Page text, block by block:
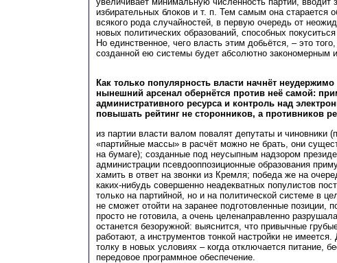
избирательных блоков и т. п. Тем самым она старается
всякого рода случайностей, в первую очередь от
новых политических образований, способных
Но единственное, чего власть этим добьётся, – это
созданной ею системы будет абсолютно закономерным
Как только популярность власти начнёт неудержимо
нынешний арсенал обернётся против неё самой:
административного ресурса и контроль над
повышать рейтинг не сторонников, а противников
из партии власти валом повалят депутаты и чиновники
«партийные массы» в расчёт можно не брать, они
на бумаге); созданные под неусыпным надзором
администрации псевдооппозиционные образования
хамить в ответ на звонки из Кремля; победа же на
каких-нибудь совершенно неадекватных популистов
только на партийной, но и на политической системе в
не сможет отойти на заранее подготовленные позиции,
просто не готовила, а очень целенаправленно
останется безоружной: выяснится, что привычные
работают, а инструментов тонкой настройки не имеется.
толку в новых условиях – когда отключается питание,
передовое программное обеспечение.